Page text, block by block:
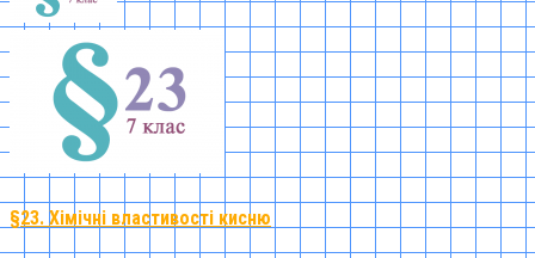
§23. Хімічні властивості кисню